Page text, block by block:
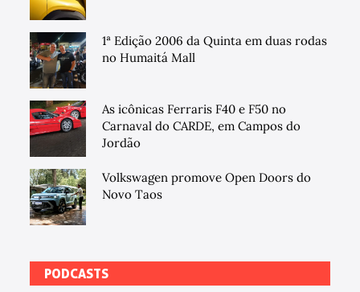
1ª Edição 2006 da Quinta em duas rodas
no Humaitá Mall
As icônicas Ferraris F40 e F50 no
Carnaval do CARDE, em Campos do
Jordão
Volkswagen promove Open Doors do
Novo Taos
PODCASTS